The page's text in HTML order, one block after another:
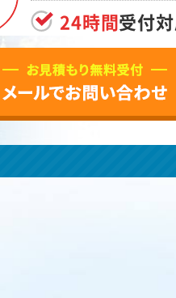
24時間受付